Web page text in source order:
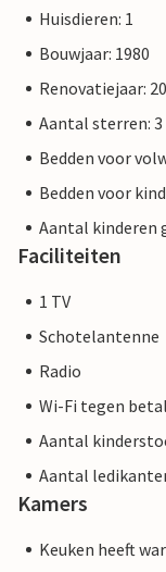
werkelijke
Huisdieren: 1
Bouwjaar: 1980
Renovatiejaar:
Aantal sterren: 3
Bedden voor
Bedden voor
Aantal kinderen
Faciliteiten
1 TV
Schotelantenne
Radio
Wi-Fi tegen
Aantal
Aantal
Kamers
Keuken heeft